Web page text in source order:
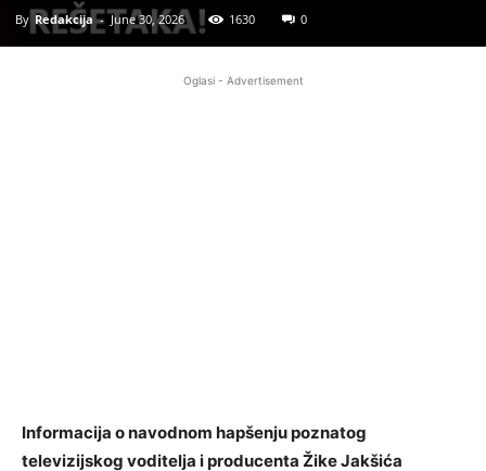
By Redakcija - June 30, 2026 1630 0
Oglasi - Advertisement
Informacija o navodnom hapšenju poznatog
televizijskog voditelja i producenta Žike Jakšića